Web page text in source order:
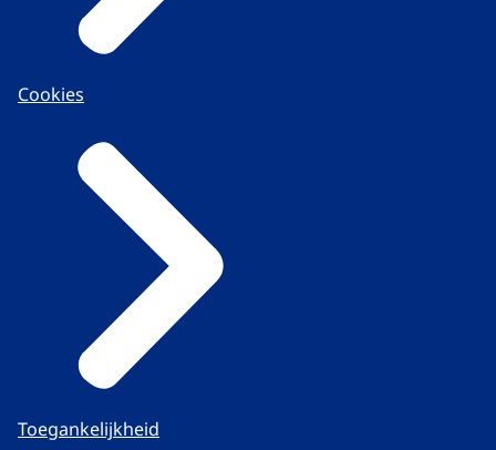
Cookies
Toegankelijkheid